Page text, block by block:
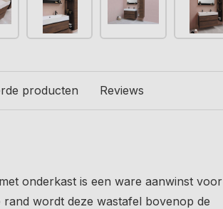
producten Reviews
onderkast is een ware aanwinst voor
wordt deze wastafel bovenop de